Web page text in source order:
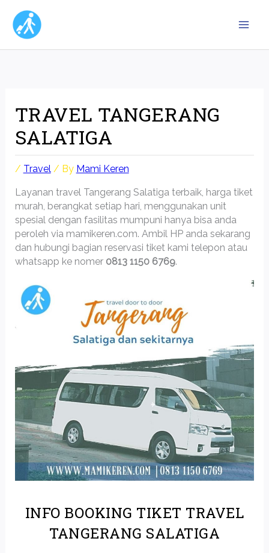
content
TRAVEL TANGERANG
SALATIGA
/ Travel/ By Mami Keren
Layanan travel Tangerang Salatiga terbaik, harga tiket
murah, berangkat setiap hari, menggunakan unit
spesial dengan fasilitas mumpuni hanya bisa anda
peroleh via mamikeren.com. Ambil HP anda sekarang
dan hubungi bagian reservasi tiket kami telepon atau
whatsapp ke nomer 0813 1150 6769.
INFO BOOKING TIKET TRAVEL
TANGERANG SALATIGA